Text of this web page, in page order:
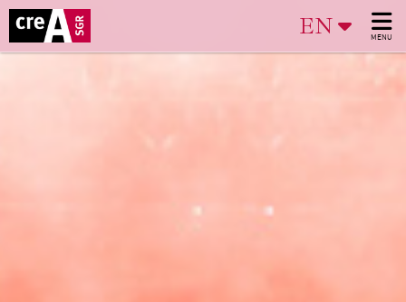
EN MENU